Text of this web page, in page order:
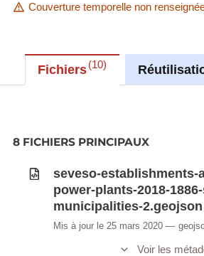
Couverture temporelle non
Fichiers 10
8 FICHIERS PRINCIPAUX
seveso-establishments-
power-plants-2018-
municipalities-2.geojson
Mis à jour le 25 mars 2020
Voir les